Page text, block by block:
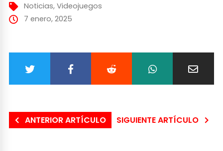
Noticias, Videojuegos
7 enero, 2025
ANTERIOR ARTÍCULO SIGUIENTE ARTÍCULO